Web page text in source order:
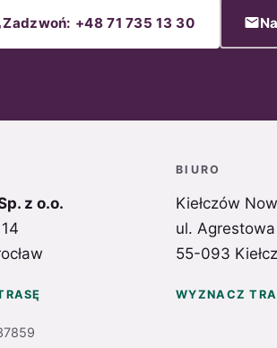
Zadzwoń: +48 71 735 13 30
z o.o.
BIURO
Kiełczów
ul.
55-093
WYZNACZ